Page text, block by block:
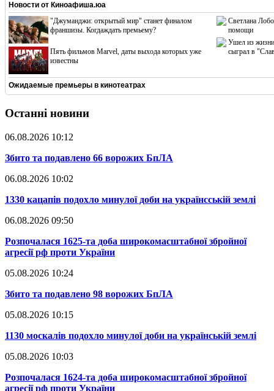
Новости от Киноафиша.юа
"Джуманджи: открытый мир" станет финалом
франшизы. Когдаждать премьему?
Пять фильмов Marvel, даты выхода которых уже
известны
Светлана
помощи
Ушел из жизни
сыграл в
Ожидаемые премьеры в кинотеатрах
Останні новини
06.08.2026 10:12
​Збито та подавлено 66 ворожих БпЛА
06.08.2026 10:02
​1330 кацапів подохло минулої доби на українсській землі
06.08.2026 09:50
​Розпочалася 1625-та доба широкомасштабної збройної
агресії рф проти України
05.08.2026 10:24
​Збито та подавлено 98 ворожих БпЛА
05.08.2026 10:15
​1130 москалів подохло минулої доби на українській землі
05.08.2026 10:03
​Розпочалася 1624-та доба широкомасштабної збройної
агресії рф проти України